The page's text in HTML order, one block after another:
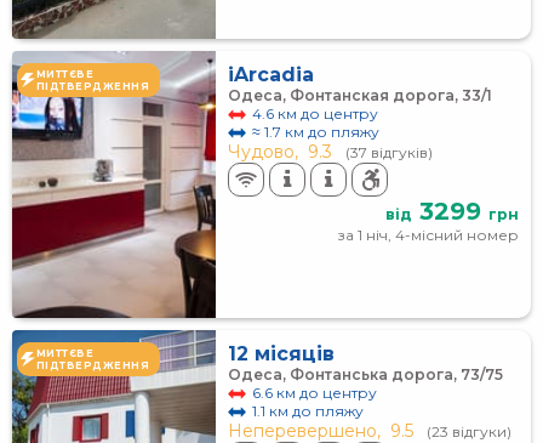
МИТТЄВЕ
ПІДТВЕРДЖЕННЯ
iArcadia
Одеса, Фонтанская дорога, 33/1
4.6 км до центру
≈ 1.7 км до пляжу
Чудово, 9.3 (37 відгуків)
від 3299 грн
за 1 ніч, 4-місний номер
МИТТЄВЕ
ПІДТВЕРДЖЕННЯ
12 місяців
Одеса, Фонтанська дорога, 73/75
6.6 км до центру
1.1 км до пляжу
Неперевершено, 9.5 (23 відгуки)